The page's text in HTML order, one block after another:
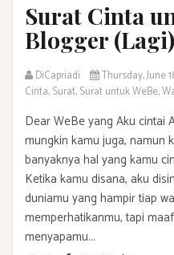
Surat Cinta
Blogger (Lagi)
DiCapriadi Thursday, June
Cinta,Surat,Surat untuk WeBe,
Dear WeBe yang Aku cintai
mungkin kamu juga, namun
banyaknya hal yang kamu
Ketika kamu disana, aku
duniamu yang hampir tiap
memperhatikanmu, tapi
menyapamu...